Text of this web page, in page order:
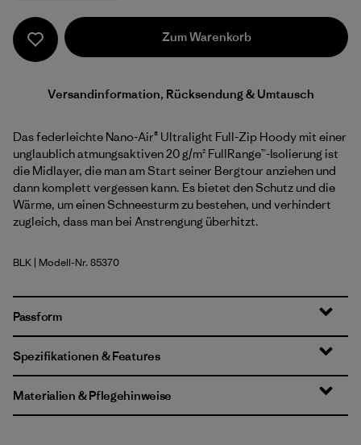
Zum Warenkorb
Versandinformation, Rücksendung & Umtausch
Das federleichte Nano-Air® Ultralight Full-Zip Hoody mit einer
unglaublich atmungsaktiven 20 g/m² FullRange™-Isolierung ist
die Midlayer, die man am Start seiner Bergtour anziehen und
dann komplett vergessen kann. Es bietet den Schutz und die
Wärme, um einen Schneesturm zu bestehen, und verhindert
zugleich, dass man bei Anstrengung überhitzt.
Black
BLK | Modell-Nr. 85370
Passform
Spezifikationen & Features
Materialien & Pflegehinweise